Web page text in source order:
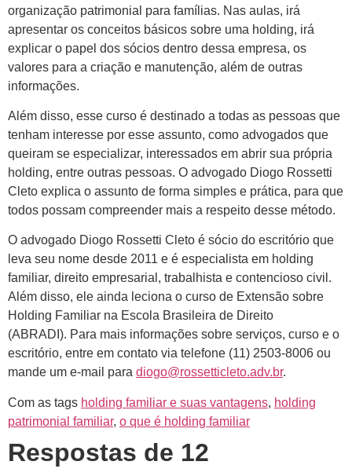
organização patrimonial para famílias. Nas aulas, irá
apresentar os conceitos básicos sobre uma holding, irá
explicar o papel dos sócios dentro dessa empresa, os
valores para a criação e manutenção, além de outras
informações.
Além disso, esse curso é destinado a todas as pessoas que
tenham interesse por esse assunto, como advogados que
queiram se especializar, interessados em abrir sua própria
holding, entre outras pessoas. O advogado Diogo Rossetti
Cleto explica o assunto de forma simples e prática, para que
todos possam compreender mais a respeito desse método.
O advogado Diogo Rossetti Cleto é sócio do escritório que
leva seu nome desde 2011 e é especialista em holding
familiar, direito empresarial, trabalhista e contencioso civil.
Além disso, ele ainda leciona o curso de Extensão sobre
Holding Familiar na Escola Brasileira de Direito
(ABRADI). Para mais informações sobre serviços, curso e o
escritório, entre em contato via telefone (11) 2503-8006 ou
mande um e-mail para diogo@rossetticleto.adv.br.
Com as tags holding familiar e suas vantagens, holding
patrimonial familiar, o que é holding familiar
Respostas de 12